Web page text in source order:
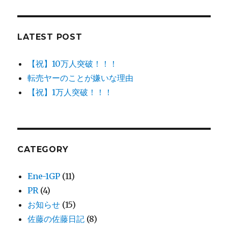
LATEST POST
【祝】10万人突破！！！
転売ヤーのことが嫌いな理由
【祝】1万人突破！！！
CATEGORY
Ene-1GP (11)
PR (4)
お知らせ (15)
佐藤の佐藤日記 (8)